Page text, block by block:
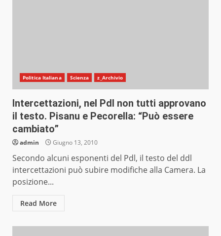
Politica Italiana Scienza z_Archivio
Intercettazioni, nel Pdl non tutti approvano
il testo. Pisanu e Pecorella: “Può essere
cambiato”
admin Giugno 13, 2010
Secondo alcuni esponenti del Pdl, il testo del ddl
intercettazioni può subire modifiche alla Camera. La
posizione...
Read More